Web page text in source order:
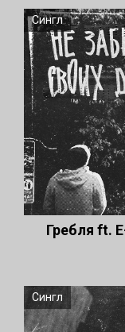
Сингл
Гребля ft.
Сингл